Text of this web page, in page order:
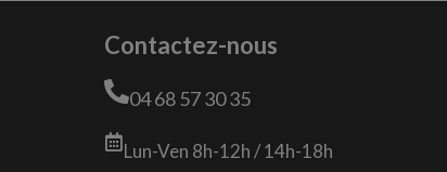
Contactez-nous
04 68 57 30 35
Lun-Ven 8h-12h / 14h-18h